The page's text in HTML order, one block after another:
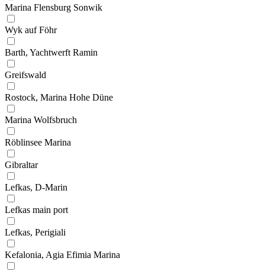
Marina Flensburg Sonwik
Wyk auf Föhr
Barth, Yachtwerft Ramin
Greifswald
Rostock, Marina Hohe Düne
Marina Wolfsbruch
Röblinsee Marina
Gibraltar
Lefkas, D-Marin
Lefkas main port
Lefkas, Perigiali
Kefalonia, Agia Efimia Marina